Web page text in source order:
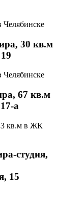
30 кв.м
67 кв.м
а
студия,
15